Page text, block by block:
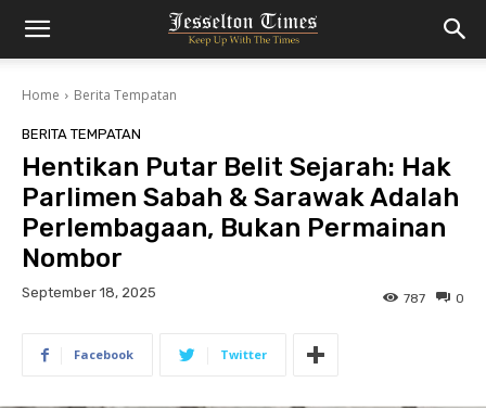
Home Berita Tempatan
BERITA TEMPATAN
Hentikan Putar Belit Sejarah: Hak
Parlimen Sabah & Sarawak Adalah
Perlembagaan, Bukan Permainan
Nombor
September 18, 2025 0
787
Facebook Twitter